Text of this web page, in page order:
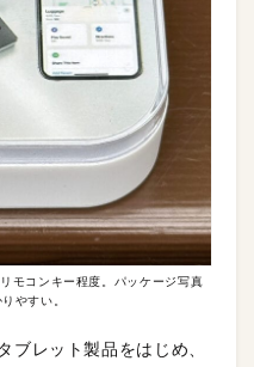
モコンキー程度。パッケージ写真
やすい。
ブレット製品をはじめ、